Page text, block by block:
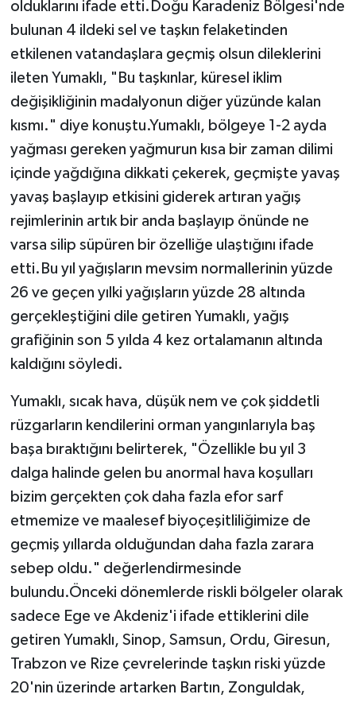
olduklarını ifade etti.Doğu Karadeniz Bölgesi'nde
bulunan 4 ildeki sel ve taşkın felaketinden
etkilenen vatandaşlara geçmiş olsun dileklerini
ileten Yumaklı, "Bu taşkınlar, küresel iklim
değişikliğinin madalyonun diğer yüzünde kalan
kısmı." diye konuştu.Yumaklı, bölgeye 1-2 ayda
yağması gereken yağmurun kısa bir zaman dilimi
içinde yağdığına dikkati çekerek, geçmişte yavaş
yavaş başlayıp etkisini giderek artıran yağış
rejimlerinin artık bir anda başlayıp önünde ne
varsa silip süpüren bir özelliğe ulaştığını ifade
etti.Bu yıl yağışların mevsim normallerinin yüzde
26 ve geçen yılki yağışların yüzde 28 altında
gerçekleştiğini dile getiren Yumaklı, yağış
grafiğinin son 5 yılda 4 kez ortalamanın altında
kaldığını söyledi.
Yumaklı, sıcak hava, düşük nem ve çok şiddetli
rüzgarların kendilerini orman yangınlarıyla baş
başa bıraktığını belirterek, "Özellikle bu yıl 3
dalga halinde gelen bu anormal hava koşulları
bizim gerçekten çok daha fazla efor sarf
etmemize ve maalesef biyoçeşitliliğimize de
geçmiş yıllarda olduğundan daha fazla zarara
sebep oldu." değerlendirmesinde
bulundu.Önceki dönemlerde riskli bölgeler olarak
sadece Ege ve Akdeniz'i ifade ettiklerini dile
getiren Yumaklı, Sinop, Samsun, Ordu, Giresun,
Trabzon ve Rize çevrelerinde taşkın riski yüzde
20'nin üzerinde artarken Bartın, Zonguldak,